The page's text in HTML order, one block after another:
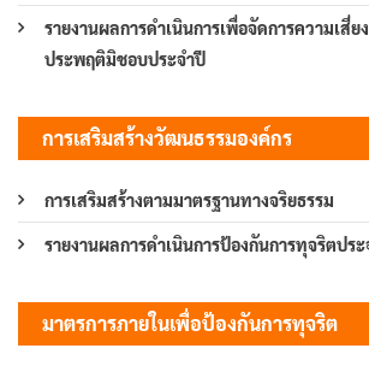
รายงานผลการดำเนินการเพื่อจัดการความเสี่
ประพฤติมิชอบประจำปี
การเสริมสร้างวัฒนธรรมองค์กร
การเสริมสร้างตามมาตรฐานทางจริยธรรม
รายงานผลการดำเนินการป้องกันการทุจริตปร
มาตรการภายในเพื่อป้องกันการทุจริต